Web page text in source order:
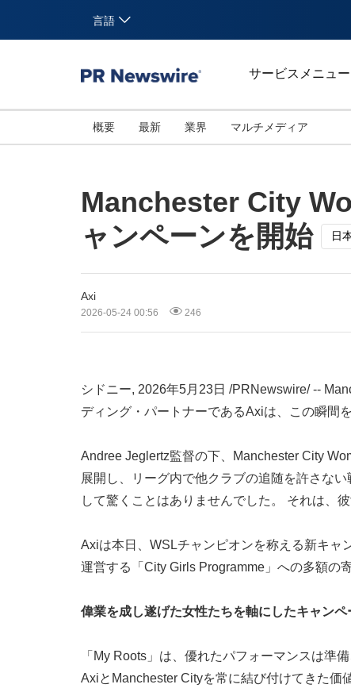
言語
サービスメニュー
概要 最新 業界 マルチメディア
Manchester City
ャンペーンを開始
日
Axi
2026-05-24 00:56 246
シドニー, 2026年5月23日 /PRNewswire/ --
ディング・パートナーであるAxiは、この瞬間
Andree Jeglertz監督の下、Manchester City
展開し、リーグ内で他クラブの追随を許さな
して驚くことはありませんでした。 それは、
Axiは本日、WSLチャンピオンを称える新キャ
運営する「City Girls Programme」への多額の
偉業を成し遂げた女性たちを軸にしたキャンペ
「My Roots」は、優れたパフォーマンスは準
AxiとManchester Cityを常に結び付けてきた価